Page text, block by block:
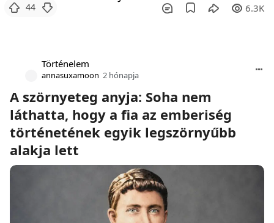
44 6.3K
Történelem
annasuxamoon 2 hónapja
A szörnyeteg anyja: Soha nem
láthatta, hogy a fia az emberiség
történetének egyik legszörnyűbb
alakja lett